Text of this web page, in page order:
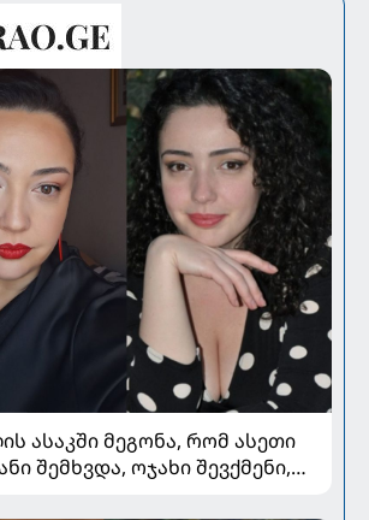
ასაკში მეგონა, რომ ასეთი
შემხვდა, ოჯახი შევქმენი,